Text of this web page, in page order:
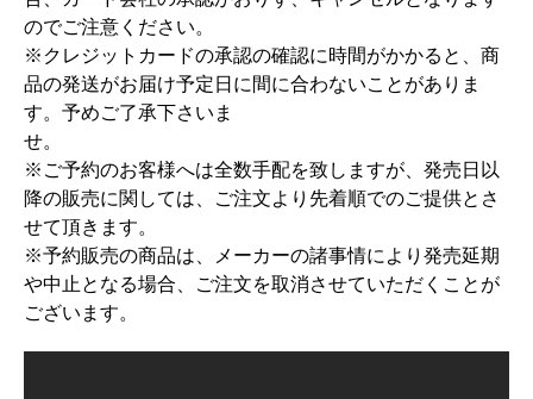
のでご注意ください。
※クレジットカードの承認の確認に時間がかかると、商
品の発送がお届け予定日に間に合わないことがありま
す。予めご了承下さいま
せ。
※ご予約のお客様へは全数手配を致しますが、発売日以
降の販売に関しては、ご注文より先着順でのご提供とさ
せて頂きます。
※予約販売の商品は、メーカーの諸事情により発売延期
や中止となる場合、ご注文を取消させていただくことが
ございます。